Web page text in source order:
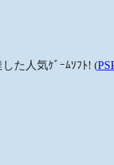
た人気ｹﾞｰﾑｿﾌﾄ! (